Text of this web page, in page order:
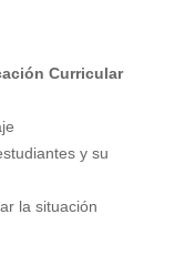
Curricular
y su
la situación